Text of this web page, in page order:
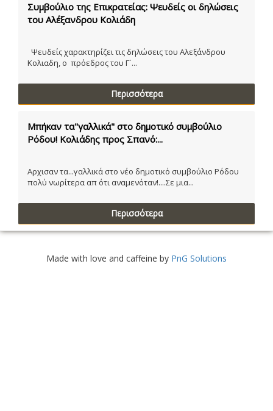
Συμβούλιο της Επικρατείας: Ψευδείς οι δηλώσεις
του Αλέξανδρου Κολιάδη
Ψευδείς χαρακτηρίζει τις δηλώσεις του Αλεξάνδρου
Κολιαδη, ο πρόεδρος του Γ´...
Περισσότερα
Μπήκαν τα"γαλλικά" στο δημοτικό συμβούλιο
Ρόδου! Κολιάδης προς Σπανό:...
Αρχισαν τα...γαλλικά στο νέο δημοτικό συμβούλιο Ρόδου
πολύ νωρίτερα απ ότι αναμενόταν!....Σε μια...
Περισσότερα
Made with love and caffeine by PnG Solutions